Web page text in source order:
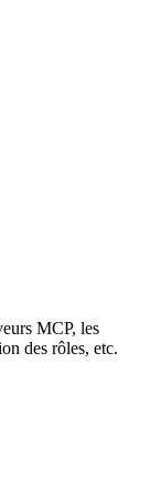
MCP, les
des rôles, etc.